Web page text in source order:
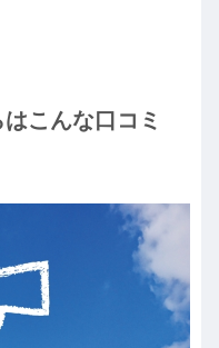
こんな口コミ